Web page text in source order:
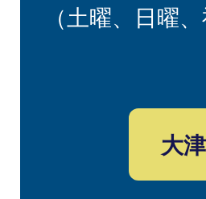
（土曜、日曜
大